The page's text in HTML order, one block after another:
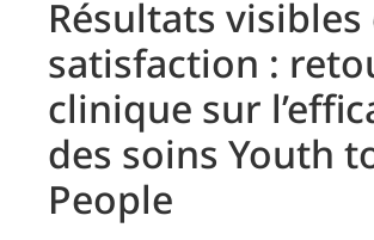
Résultats visibles
satisfaction :
clinique sur
des soins Youth
People